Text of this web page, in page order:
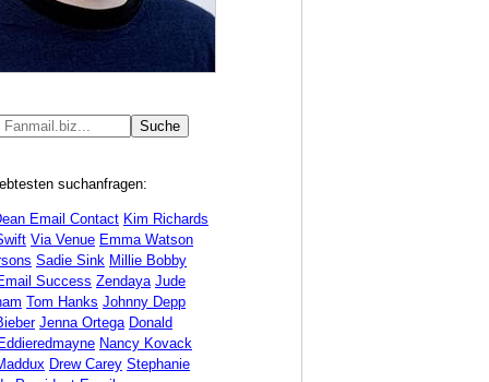
suchanfragen:
Email Contact Kim Richards
Via Venue Emma Watson
Sadie Sink Millie Bobby
Success Zendaya Jude
Tom Hanks Johnny Depp
Jenna Ortega Donald
Eddieredmayne Nancy Kovack
Drew Carey Stephanie